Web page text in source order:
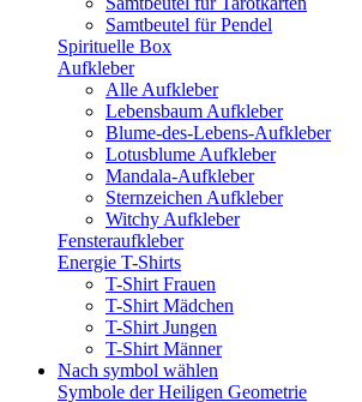
Samtbeutel für Pendel
Spirituelle Box
Aufkleber
Alle Aufkleber
Lebensbaum Aufkleber
Blume-des-Lebens-Aufkleber
Lotusblume Aufkleber
Mandala-Aufkleber
Sternzeichen Aufkleber
Witchy Aufkleber
Fensteraufkleber
Energie T-Shirts
T-Shirt Frauen
T-Shirt Mädchen
T-Shirt Jungen
T-Shirt Männer
Nach symbol wählen
Symbole der Heiligen Geometrie